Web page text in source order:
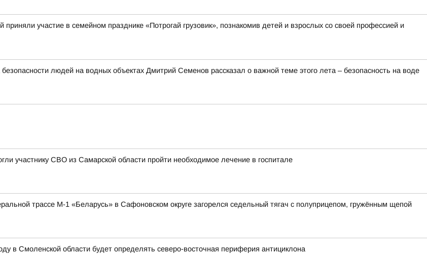
участие в семейном празднике «Потрогай грузовик», познакомив детей и взрослых со своей профессией и
людей на водных объектах Дмитрий Семенов рассказал о важной теме этого лета – безопасность на воде
участнику СВО из Самарской области пройти необходимое лечение в госпитале
трассе М-1 «Беларусь» в Сафоновском округе загорелся седельный тягач с полуприцепом, гружённым щепой
в Смоленской области будет определять северо-восточная периферия антициклона